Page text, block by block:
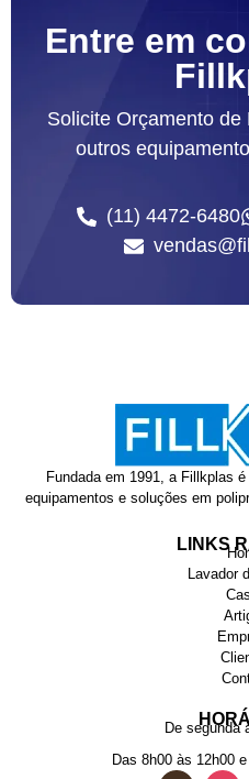
Entre em
Solicite Orçamento
outros
(11) 4472-6480
Fundada em 1991, a Fillkplas
equipamentos e soluções em
LINKS
Lavador
De segunda
Das 8h00 às 12h00